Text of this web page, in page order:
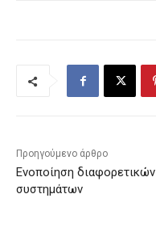
Προηγούμενο άρθρο
Ενοποίηση διαφορετικών
συστημάτων